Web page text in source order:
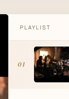
PLAYLIST
01